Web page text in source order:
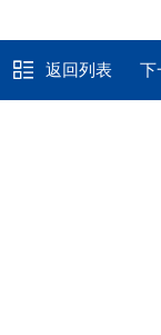
返回列表 下